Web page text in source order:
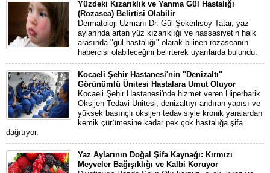
Yüzdeki Kızarıklık ve Yanma Gül Hastalığı
(Rozasea) Belirtisi Olabilir
Dermatoloji Uzmanı Dr. Gül Şekerlisoy Tatar, yaz
aylarında artan yüz kızarıklığı ve hassasiyetin halk
arasında "gül hastalığı" olarak bilinen rozaseanın
habercisi olabileceğini belirterek uyarılarda bulundu.
Kocaeli Şehir Hastanesi'nin "Denizaltı"
Görünümlü Ünitesi Hastalara Umut Oluyor
Kocaeli Şehir Hastanesi'nde hizmet veren Hiperbarik
Oksijen Tedavi Ünitesi, denizaltıyı andıran yapısı ve
yüksek basınçlı oksijen tedavisiyle kronik yaralardan
kemik çürümesine kadar pek çok hastalığa şifa
dağıtıyor.
Yaz Aylarının Doğal Şifa Kaynağı: Kırmızı
Meyveler Bağışıklığı ve Kalbi Koruyor